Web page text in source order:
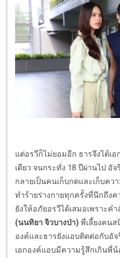
แต่อรวีก็ไม่ยอมอีก ธารจึงได้เ
เดียว จนกระทั่ง 18 ปีผ่านไป อั
กลายเป็นคนเก็บกดและเก็บคว
ทำร้ายร่างกายทุกครั้งที่นึกถึง
ยังให้อภัยอรวีได้เสมอเพราะค
(นนทิยา จิวบางป่า) พี่เลี้ยงคนส
องค์และธารยังแอบติดต่อกับอั
เอกองค์แอบมีความรู้สึกเกินพี่น้